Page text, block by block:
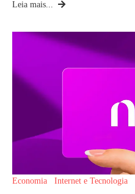
Leia mais...
Economia Internet e Tecnologia